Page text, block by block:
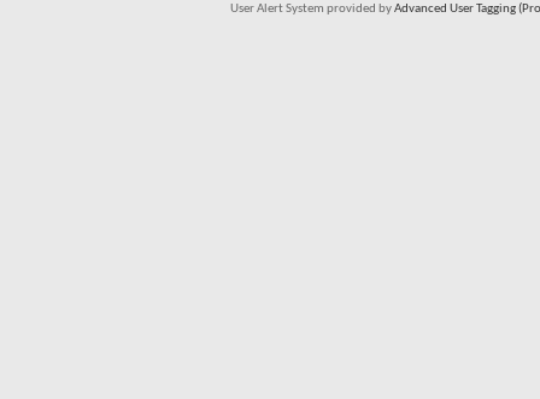
User Alert System provided byAdvanced User Tagging